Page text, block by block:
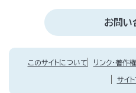
お問い
このサイトについて リンク・著作
サイ